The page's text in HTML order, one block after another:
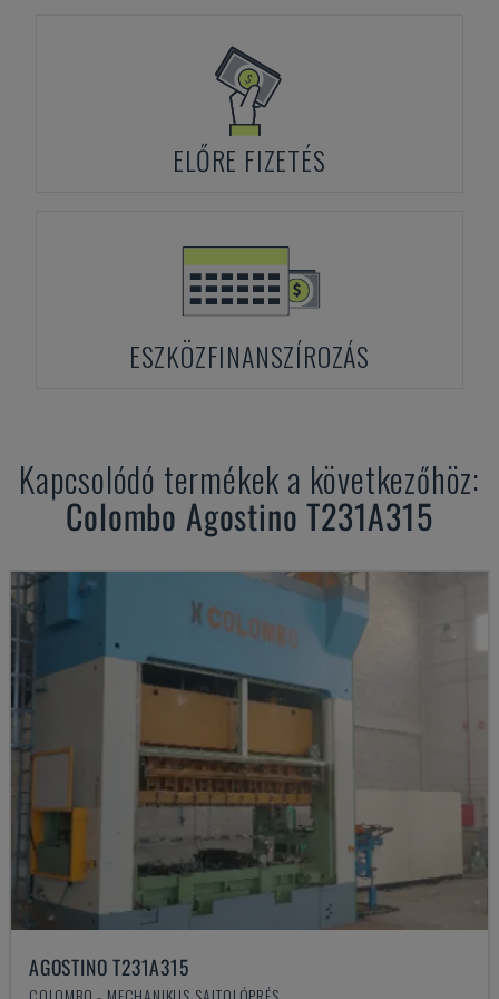
ELŐRE FIZETÉS
ESZKÖZFINANSZÍROZÁS
Kapcsolódó termékek a következőhöz:
Colombo Agostino T231A315
AGOSTINO T231A315